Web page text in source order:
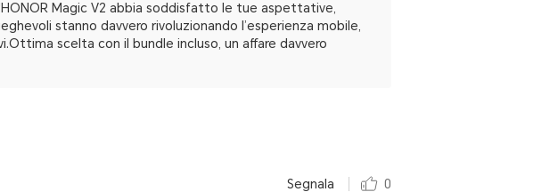
Magic V2 abbia soddisfatto le tue aspettative,
stanno davvero rivoluzionando l’esperienza mobile,
scelta con il bundle incluso, un affare davvero
Segnala 0